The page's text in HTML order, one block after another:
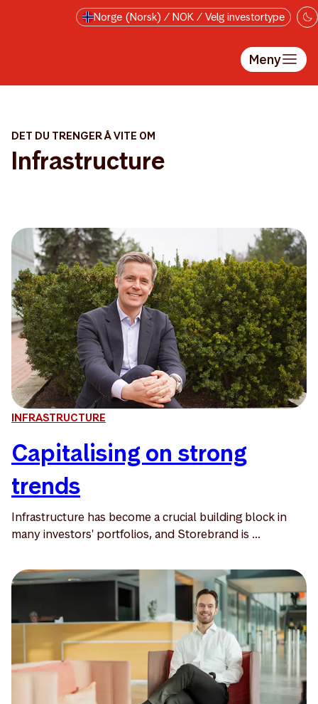
Hopp til hovedinnholdetNorge (Norsk) / NOK / Velg investortype
Meny
DET DU TRENGER Å VITE OM
Infrastructure
INFRASTRUCTURE
Capitalising on strong
trends
Infrastructure has become a crucial building block in
many investors' portfolios, and Storebrand is ...